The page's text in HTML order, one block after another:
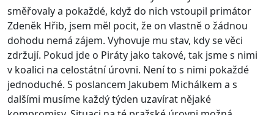
směřovaly a pokaždé, když do nich vstoupil primátor
Zdeněk Hřib, jsem měl pocit, že on vlastně o žádnou
dohodu nemá zájem. Vyhovuje mu stav, kdy se věci
zdržují. Pokud jde o Piráty jako takové, tak jsme s nimi
v koalici na celostátní úrovni. Není to s nimi pokaždé
jednoduché. S poslancem Jakubem Michálkem a s
dalšími musíme každý týden uzavírat nějaké